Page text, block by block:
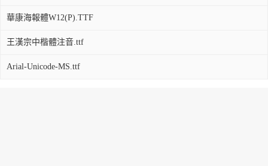
華康海報體W12(P).TTF
王漢宗中楷體注音.ttf
Arial-Unicode-MS.ttf